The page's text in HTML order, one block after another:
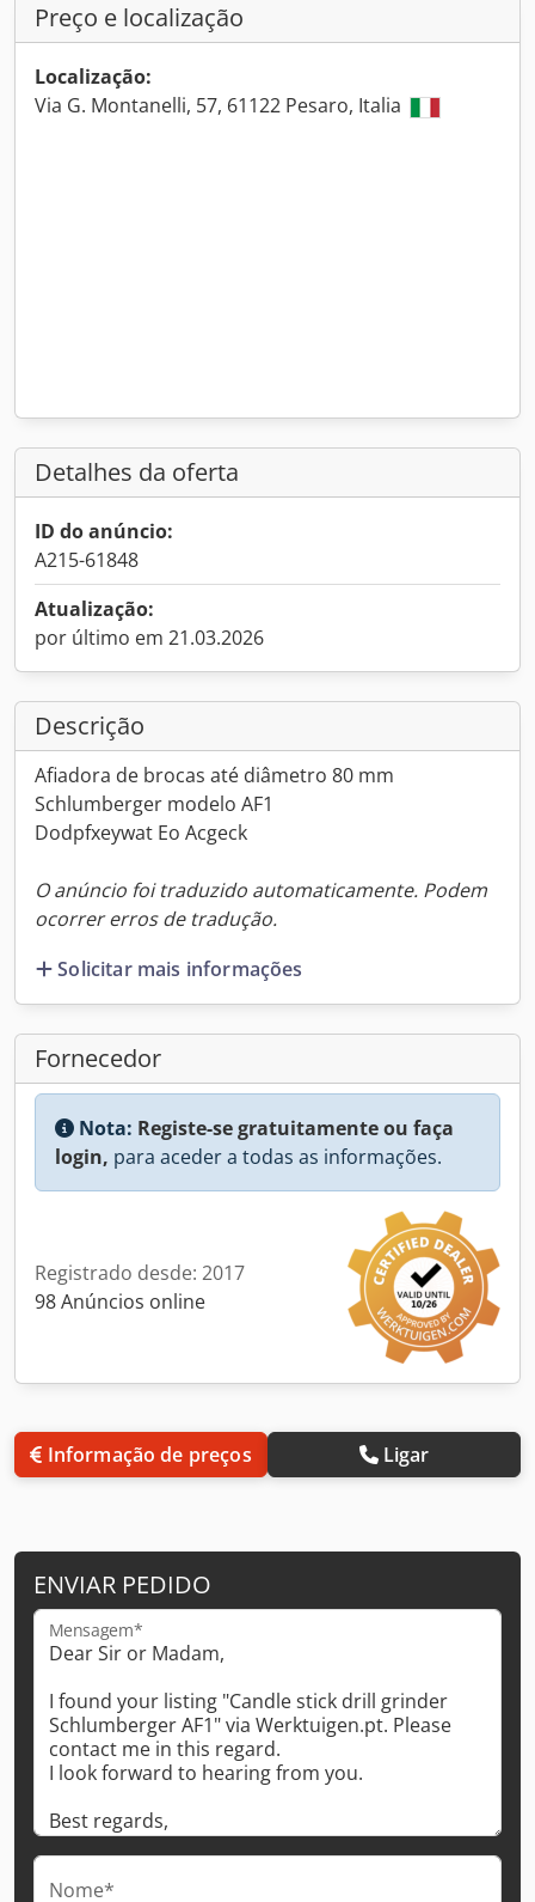
Preço e localização
Localização:
Via G. Montanelli, 57, 61122 Pesaro, Italia
Detalhes da oferta
ID do anúncio:
A215-61848
Atualização:
por último em 21.03.2026
Descrição
Afiadora de brocas até diâmetro 80 mm
Schlumberger modelo AF1
Dodpfxeywat Eo Acgeck
O anúncio foi traduzido automaticamente. Podem
ocorrer erros de tradução.
Solicitar mais informações
Fornecedor
Nota: Registe-se gratuitamente ou faça
login, para aceder a todas as informações.
Registrado desde: 2017
98 Anúncios online
Informação de preços Ligar
ENVIAR PEDIDO
Mensagem*
Nome*